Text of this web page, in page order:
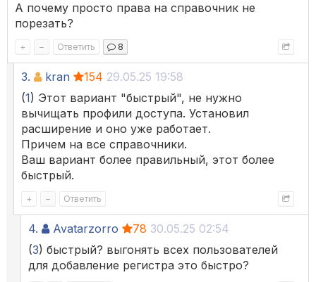
А почему просто права на справочник не
порезать?
+ – Ответить 8
3. kran 154 29.05.25 19:58
(1) Этот вариант "быстрый", не нужно
вычищать профили доступа. Установил
расширение и оно уже работает.
Причем на все справочники.
Ваш вариант более правильный, этот более
быстрый.
+ – Ответить
4. Avatarzorro 78 30.05.25 02:54
(3) быстрый? выгонять всех пользователей
для добавление регистра это быстро?